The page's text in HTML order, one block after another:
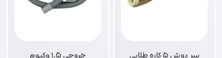
سر دوش 5 کاره طلایی خروجی 1.5 وکیوم